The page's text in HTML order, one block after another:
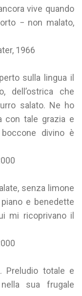
vive quando
− non malato,
1966
sulla lingua il
dell’ostrica che
salato. Ne ho
con tale grazia e
divino è
senza limone
e benedette
mi ricoprivano il
Preludio totale e
sua frugale